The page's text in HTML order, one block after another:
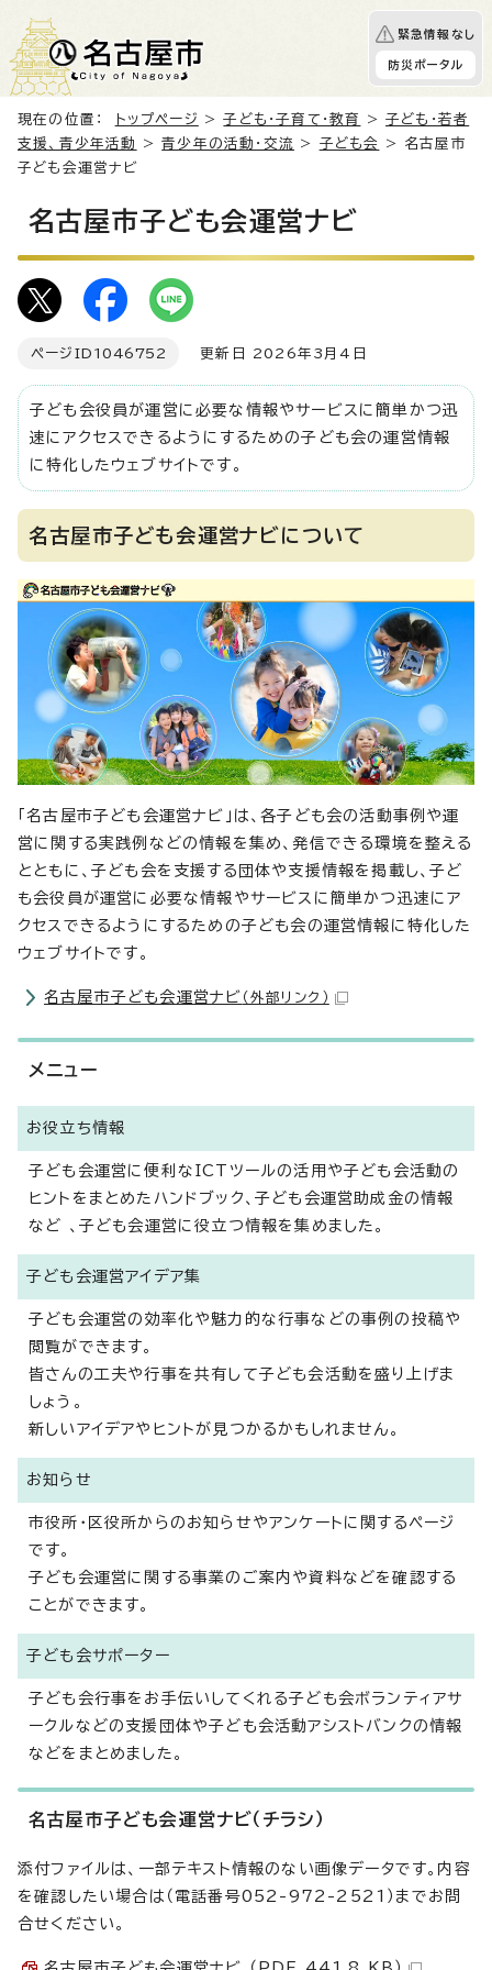
緊急情報なし
防災ポータル
現在の位置： トップページ >子ども・子育て・教育 >子ども・若者
支援、青少年活動
>青少年の活動・交流 > 子ども会
> 名古屋市
子ども会運営ナビ
名古屋市子ども会運営ナビ
ページID 1046752 更新日 2026年3月4日
子ども会役員が運営に必要な情報やサービスに簡単かつ迅
速にアクセスできるようにするための子ども会の運営情報
に特化したウェブサイトです。
名古屋市子ども会運営ナビについて
「名古屋市子ども会運営ナビ」は、各子ども会の活動事例や運
営に関する実践例などの情報を集め、発信できる環境を整える
とともに、子ども会を支援する団体や支援情報を掲載し、子ど
も会役員が運営に必要な情報やサービスに簡単かつ迅速にア
クセスできるようにするための子ども会の運営情報に特化した
ウェブサイトです。
名古屋市子ども会運営ナビ （外部リンク）
メニュー
お役立ち情報
子ども会運営に便利なICTツールの活用や子ども会活動の
ヒントをまとめたハンドブック、子ども会運営助成金の情報
など 、子ども会運営に役立つ情報を集めました。
子ども会運営アイデア集
子ども会運営の効率化や魅力的な行事などの事例の投稿や
閲覧ができます。
皆さんの工夫や行事を共有して子ども会活動を盛り上げま
しょう。
新しいアイデアやヒントが見つかるかもしれません。
お知らせ
市役所・区役所からのお知らせやアンケートに関するページ
です。
子ども会運営に関する事業のご案内や資料などを確認する
ことができます。
子ども会サポーター
子ども会行事をお手伝いしてくれる子ども会ボランティアサ
ークルなどの支援団体や子ども会活動アシストバンクの情報
などをまとめました。
名古屋市子ども会運営ナビ（チラシ）
添付ファイルは、一部テキスト情報のない画像データです。内容
を確認したい場合は（電話番号052-972-2521）までお問
合せください。